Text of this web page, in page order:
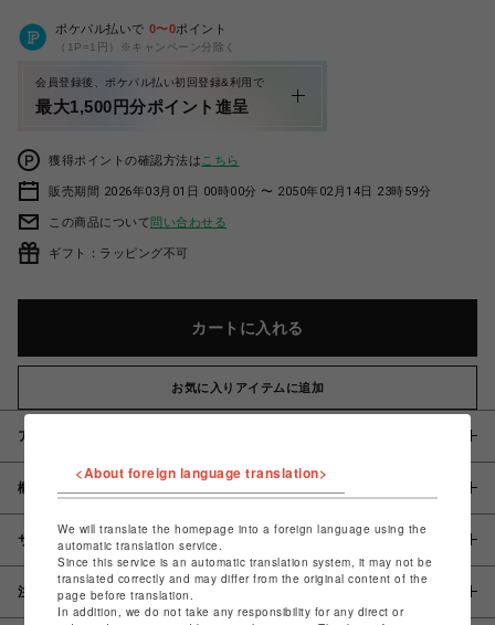
ポケパル払いで 0〜0ポイント
（1P=1円）※キャンペーン分除く
会員登録後、ポケパル払い初回登録&利用で
最大1,500円分ポイント進呈
獲得ポイントの確認方法は こちら
販売期間 2026年03月01日 00時00分 〜 2050年02月14日 23時59分
この商品について問い合わせる
ギフト：ラッピング不可
カートに入れる
お気に入りアイテムに追加
アイテム説明 / 素材
概要
サイズ
注意事項
<About foreign language translation>
We will translate the homepage into a foreign language using the
automatic translation service.
Since this service is an automatic translation system, it may not be
translated correctly and may differ from the original content of the
page before translation.
In addition, we do not take any responsibility for any direct or